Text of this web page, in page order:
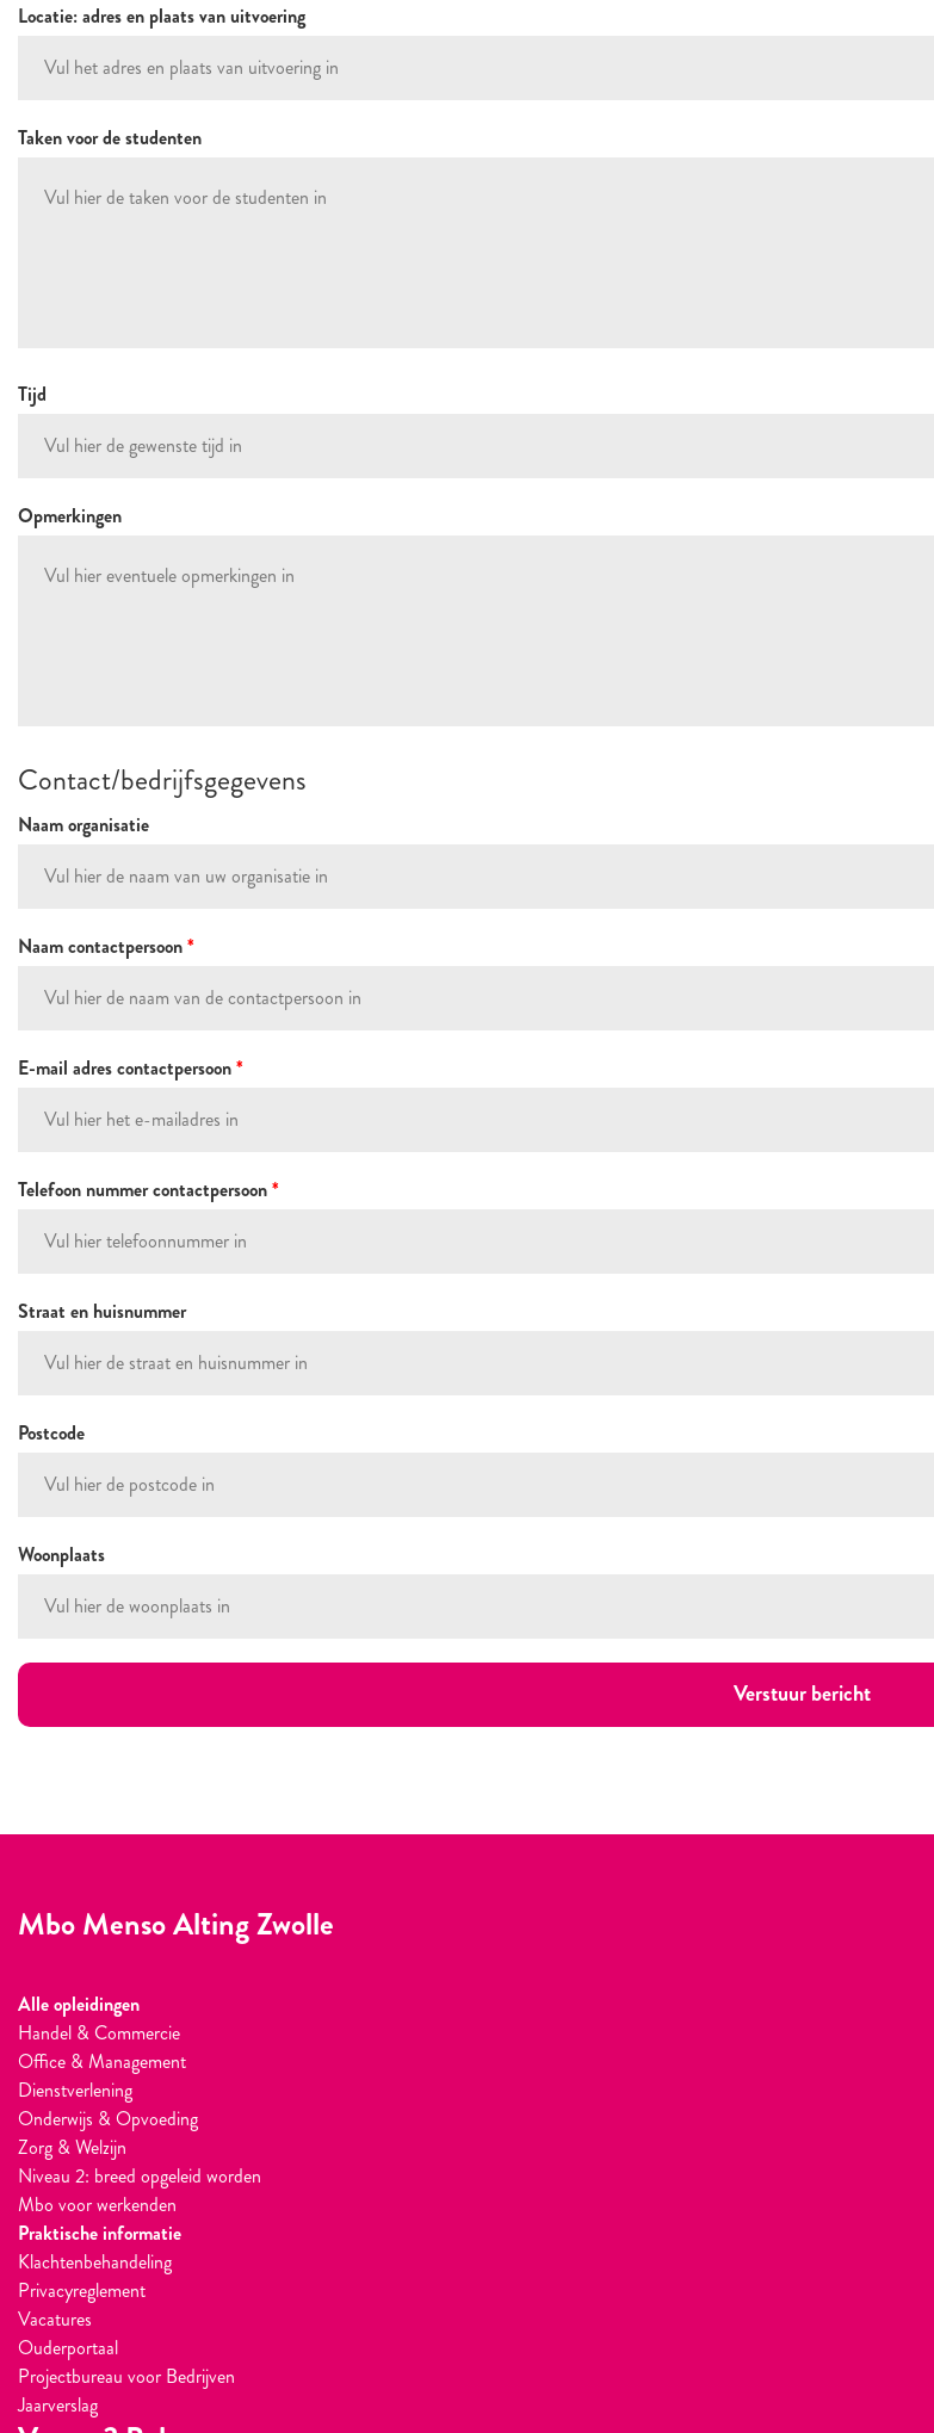
Locatie: adres en plaats van uitvoering
Taken voor de studenten
Tijd
Opmerkingen
Contact/bedrijfsgegevens
Naam organisatie
Naam contactpersoon*
E-mail adres contactpersoon*
Telefoon nummer contactpersoon*
Straat en huisnummer
Postcode
Woonplaats
Mbo Menso Alting Zwolle
Alle opleidingen
Handel & Commercie
Office & Management
Dienstverlening
Onderwijs & Opvoeding
Zorg & Welzijn
Niveau 2: breed opgeleid worden
Mbo voor werkenden
Praktische informatie
Klachtenbehandeling
Privacyreglement
Vacatures
Ouderportaal
Projectbureau voor Bedrijven
Jaarverslag